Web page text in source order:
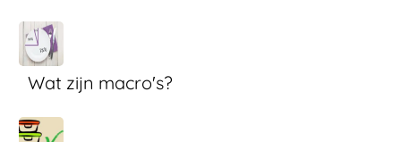
Wat zijn macro's?